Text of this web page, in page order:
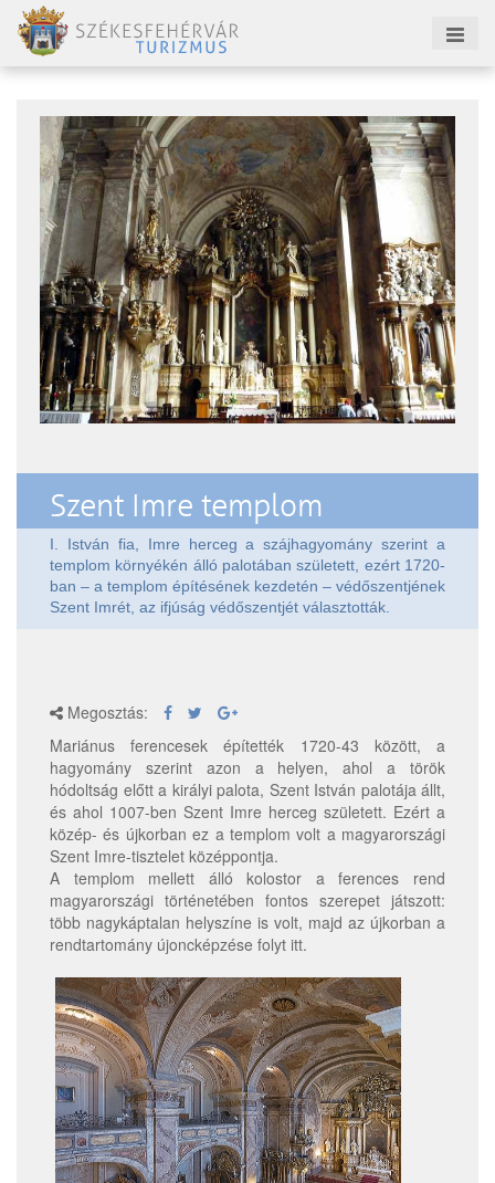
Szent Imre templom
I. István fia, Imre herceg a szájhagyomány szerint a
templom környékén álló palotában született, ezért 1720-
ban – a templom építésének kezdetén – védőszentjének
Szent Imrét, az ifjúság védőszentjét választották.
Megosztás:
Mariánus ferencesek építették 1720-43 között, a
hagyomány szerint azon a helyen, ahol a török
hódoltság előtt a királyi palota, Szent István palotája állt,
és ahol 1007-ben Szent Imre herceg született. Ezért a
közép- és újkorban ez a templom volt a magyarországi
Szent Imre-tisztelet középpontja.
A templom mellett álló kolostor a ferences rend
magyarországi történetében fontos szerepet játszott:
több nagykáptalan helyszíne is volt, majd az újkorban a
rendtartomány újoncképzése folyt itt.